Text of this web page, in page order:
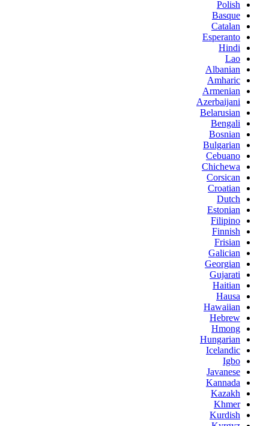
Polish
Basque
Catalan
Esperanto
Hindi
Lao
Albanian
Amharic
Armenian
Azerbaijani
Belarusian
Bengali
Bosnian
Bulgarian
Cebuano
Chichewa
Corsican
Croatian
Dutch
Estonian
Filipino
Finnish
Frisian
Galician
Georgian
Gujarati
Haitian
Hausa
Hawaiian
Hebrew
Hmong
Hungarian
Icelandic
Igbo
Javanese
Kannada
Kazakh
Khmer
Kurdish